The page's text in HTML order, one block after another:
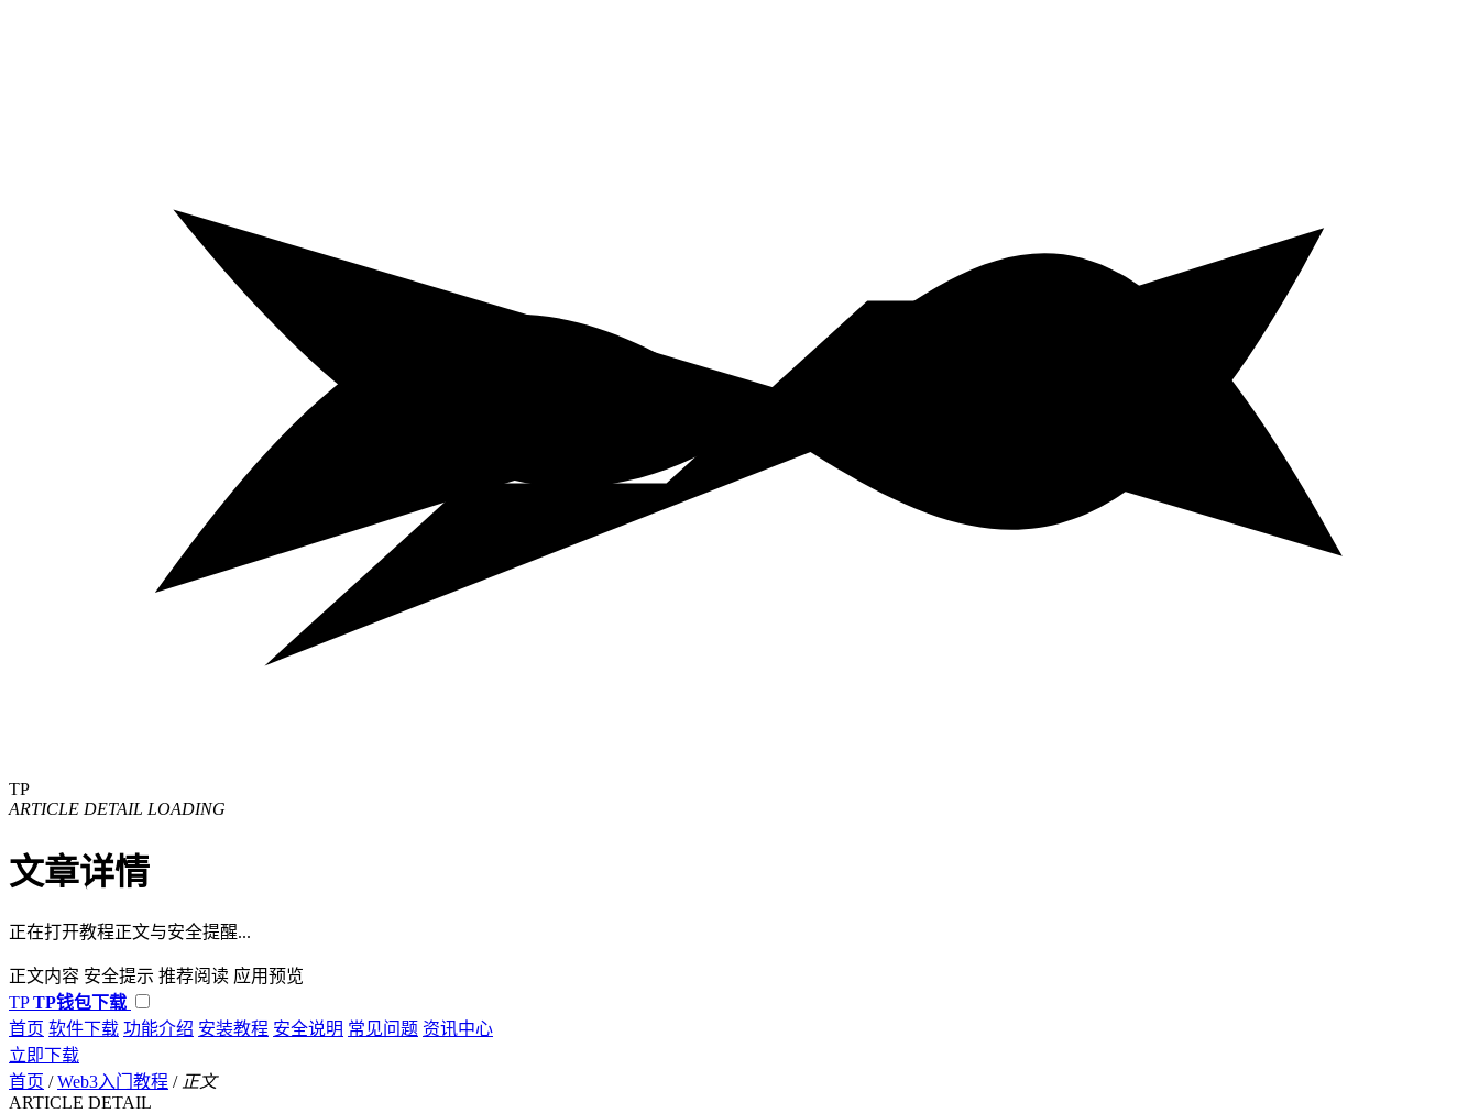
TP
ARTICLE DETAIL LOADING
文章详情
正在打开教程正文与安全提醒...
正文内容 安全提示 推荐阅读 应用预览
TP TP钱包下载
首页 软件下载 功能介绍 安装教程 安全说明 常见问题 资讯中心
立即下载
首页 / Web3入门教程 / 正文
ARTICLE DETAIL